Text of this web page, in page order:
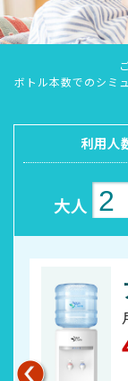
ボトル本数でのシミ
利用人
大人